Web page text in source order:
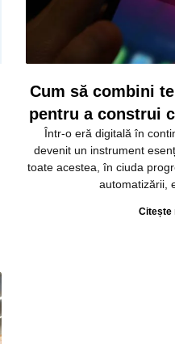
Cum să combini
pentru a construi
Într-o eră digitală în
devenit un instrument
toate acestea, în ciuda
automatizării,
Citește